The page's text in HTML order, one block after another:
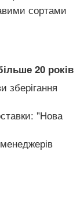
сортами
20 років
зберігання
"Нова